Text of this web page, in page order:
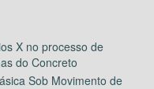
X no processo de
do Concreto
Sob Movimento de